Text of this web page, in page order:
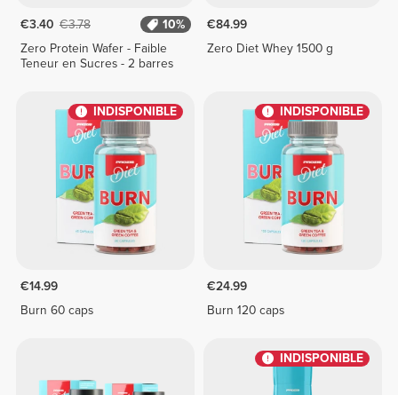
€3.40 €3.78
10%
Zero Protein Wafer - Faible
Teneur en Sucres - 2 barres
€84.99
Zero Diet Whey 1500 g
INDISPONIBLE
€14.99
Burn 60 caps
INDISPONIBLE
€24.99
Burn 120 caps
INDISPONIBLE